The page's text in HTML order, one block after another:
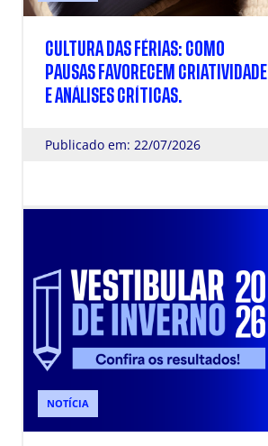
CULTURA DAS FÉRIAS: COMO
PAUSAS FAVORECEM CRIATIVIDADE
E ANÁLISES CRÍTICAS.
Publicado em: 22/07/2026
NOTÍCIA